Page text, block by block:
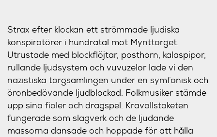
Strax efter klockan ett strömmade ljudiska
konspiratörer i hundratal mot Mynttorget.
Utrustade med blockflöjtar, posthorn, kalaspipor,
rullande ljudsystem och vuvuzelor lade vi den
nazistiska torgsamlingen under en symfonisk och
öronbedövande ljudblockad. Folkmusiker stämde
upp sina fioler och dragspel. Kravallstaketen
fungerade som slagverk och de ljudande
massorna dansade och hoppade för att hålla